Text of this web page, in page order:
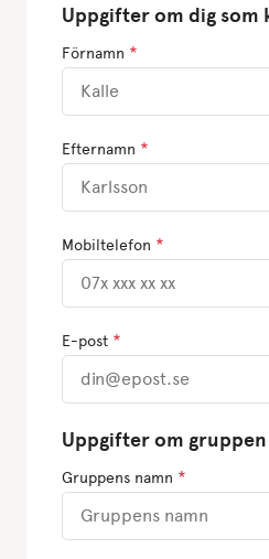
Uppgifter om dig som
Förnamn *
Efternamn *
Mobiltelefon *
E-post *
Uppgifter om gruppen
Gruppens namn *